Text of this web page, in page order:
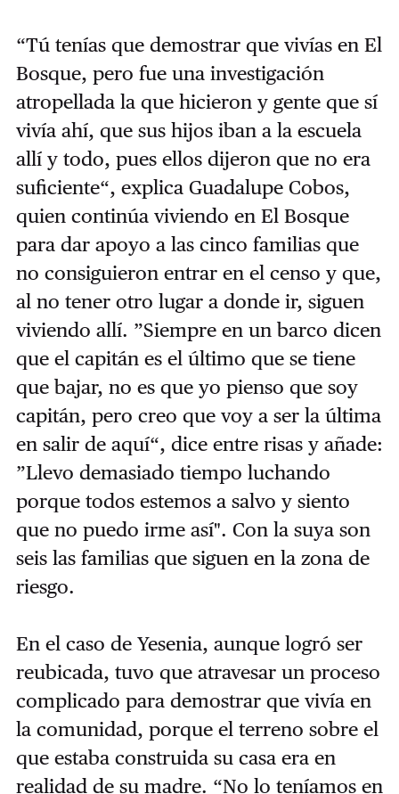
“Tú tenías que demostrar que vivías en El
Bosque, pero fue una investigación
atropellada la que hicieron y gente que sí
vivía ahí, que sus hijos iban a la escuela
allí y todo, pues ellos dijeron que no era
suficiente“, explica Guadalupe Cobos,
quien continúa viviendo en El Bosque
para dar apoyo a las cinco familias que
no consiguieron entrar en el censo y que,
al no tener otro lugar a donde ir, siguen
viviendo allí. ”Siempre en un barco dicen
que el capitán es el último que se tiene
que bajar, no es que yo pienso que soy
capitán, pero creo que voy a ser la última
en salir de aquí“, dice entre risas y añade:
”Llevo demasiado tiempo luchando
porque todos estemos a salvo y siento
que no puedo irme así". Con la suya son
seis las familias que siguen en la zona de
riesgo.
En el caso de Yesenia, aunque logró ser
reubicada, tuvo que atravesar un proceso
complicado para demostrar que vivía en
la comunidad, porque el terreno sobre el
que estaba construida su casa era en
realidad de su madre. “No lo teníamos en